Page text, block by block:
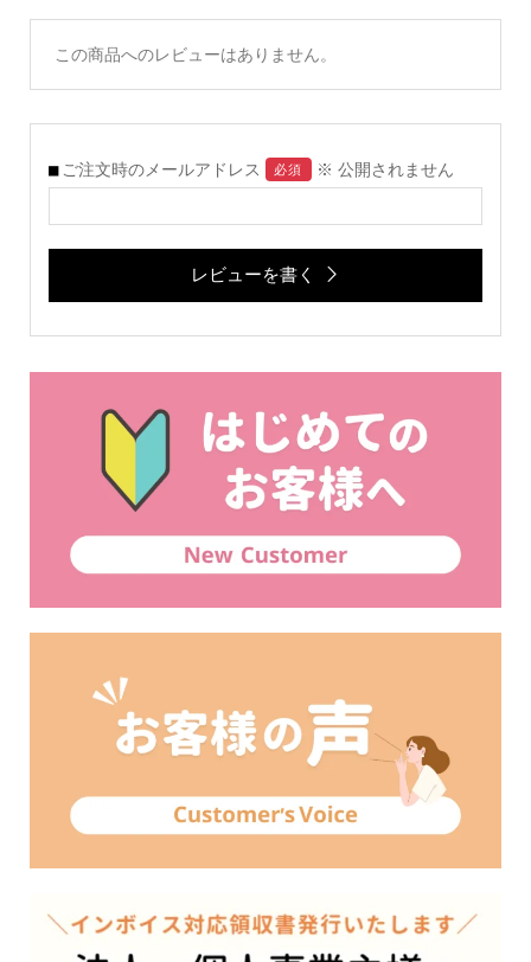
この商品へのレビューはありません。
ご注文時のメールアドレス 必須 ※ 公開されません
レビューを書く